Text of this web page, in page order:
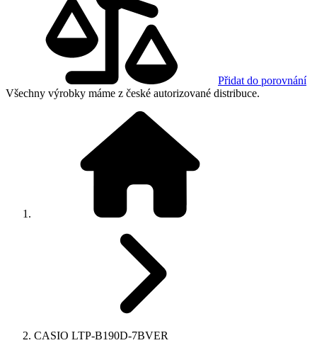
Přidat do porovnání
Všechny výrobky máme z české autorizované distribuce.
CASIO LTP-B190D-7BVER